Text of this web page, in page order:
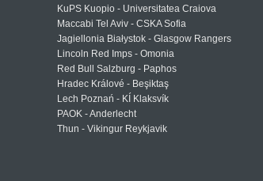
KuPS Kuopio - Universitatea Craiova
Maccabi Tel Aviv - CSKA Sofia
Jagiellonia Białystok - Glasgow Rangers
Lincoln Red Imps - Omonia
Red Bull Salzburg - Paphos
Hradec Králové - Beşiktaş
Lech Poznań - KÍ Klaksvík
PAOK - Anderlecht
Thun - Vikingur Reykjavik